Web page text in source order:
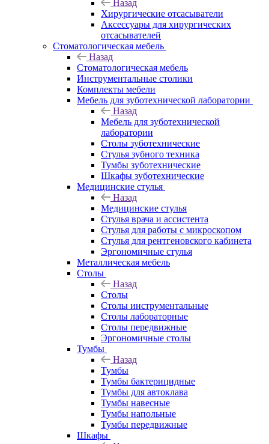
Назад
Хирургические отсасыватели
Аксессуары для хирургических
отсасывателей
Стоматологическая мебель
Назад
Стоматологическая мебель
Инструментальные столики
Комплекты мебели
Мебель для зуботехнической лаборатории
Назад
Мебель для зуботехнической
лаборатории
Столы зуботехнические
Стулья зубного техника
Тумбы зуботехнические
Шкафы зуботехнические
Медицинские стулья
Назад
Медицинские стулья
Стулья врача и ассистента
Стулья для работы с микроскопом
Стулья для рентгеновского кабинета
Эргономичные стулья
Металлическая мебель
Столы
Назад
Столы
Столы инструментальные
Столы лабораторные
Столы передвижные
Эргономичные столы
Тумбы
Назад
Тумбы
Тумбы бактерицидные
Тумбы для автоклава
Тумбы навесные
Тумбы напольные
Тумбы передвижные
Шкафы